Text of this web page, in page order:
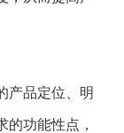
产品定位、明
功能性点，